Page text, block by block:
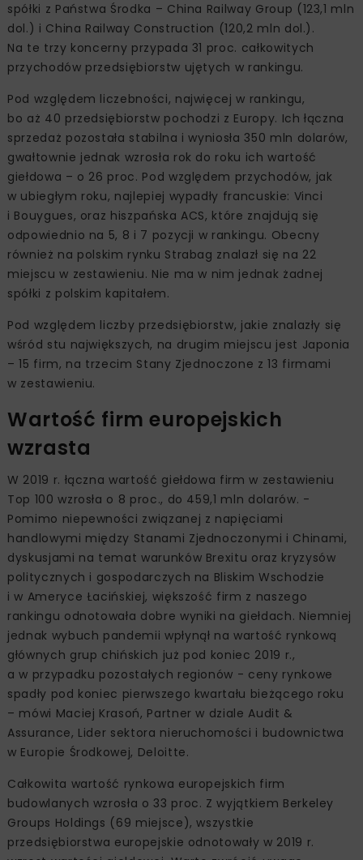
spółki z Państwa Środka – China Railway Group (123,1 mln
dol.) i China Railway Construction (120,2 mln dol.).
Na te trzy koncerny przypada 31 proc. całkowitych
przychodów przedsiębiorstw ujętych w rankingu.
Pod względem liczebności, najwięcej w rankingu,
bo aż 40 przedsiębiorstw pochodzi z Europy. Ich łączna
sprzedaż pozostała stabilna i wyniosła 350 mln dolarów,
gwałtownie jednak wzrosła rok do roku ich wartość
giełdowa – o 26 proc. Pod względem przychodów, jak
w ubiegłym roku, najlepiej wypadły francuskie: Vinci
i Bouygues, oraz hiszpańska ACS, które znajdują się
odpowiednio na 5, 8 i 7 pozycji w rankingu. Obecny
również na polskim rynku Strabag znalazł się na 22
miejscu w zestawieniu. Nie ma w nim jednak żadnej
spółki z polskim kapitałem.
Pod względem liczby przedsiębiorstw, jakie znalazły się
wśród stu największych, na drugim miejscu jest Japonia
– 15 firm, na trzecim Stany Zjednoczone z 13 firmami
w zestawieniu.
Wartość firm europejskich
wzrasta
W 2019 r. łączna wartość giełdowa firm w zestawieniu
Top 100 wzrosła o 8 proc., do 459,1 mln dolarów. -
Pomimo niepewności związanej z napięciami
handlowymi między Stanami Zjednoczonymi i Chinami,
dyskusjami na temat warunków Brexitu oraz kryzysów
politycznych i gospodarczych na Bliskim Wschodzie
i w Ameryce Łacińskiej, większość firm z naszego
rankingu odnotowała dobre wyniki na giełdach. Niemniej
jednak wybuch pandemii wpłynął na wartość rynkową
głównych grup chińskich już pod koniec 2019 r.,
a w przypadku pozostałych regionów - ceny rynkowe
spadły pod koniec pierwszego kwartału bieżącego roku
– mówi Maciej Krasoń, Partner w dziale Audit &
Assurance, Lider sektora nieruchomości i budownictwa
w Europie Środkowej, Deloitte.
Całkowita wartość rynkowa europejskich firm
budowlanych wzrosła o 33 proc. Z wyjątkiem Berkeley
Groups Holdings (69 miejsce), wszystkie
przedsiębiorstwa europejskie odnotowały w 2019 r.